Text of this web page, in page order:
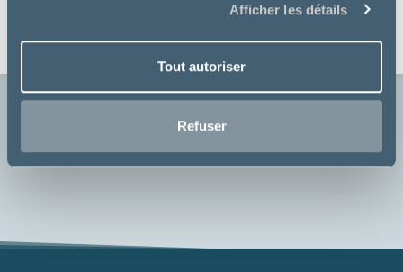
Afficher les détails
Tout autoriser
Refuser
24,49€